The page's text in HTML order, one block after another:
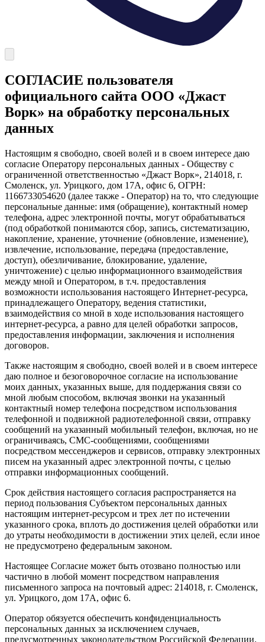
СОГЛАСИЕ пользователя
официального сайта ООО «Джаст
Ворк» на обработку персональных
данных
Настоящим я свободно, своей волей и в своем интересе даю
согласие Оператору персональных данных - Обществу с
ограниченной ответственностью «Джаст Ворк», 214018, г.
Смоленск, ул. Урицкого, дом 17А, офис 6, ОГРН:
1166733054620 (далее также - Оператор) на то, что следующие
персональные данные: имя (обращение), контактный номер
телефона, адрес электронной почты, могут обрабатываться
(под обработкой понимаются сбор, запись, систематизацию,
накопление, хранение, уточнение (обновление, изменение),
извлечение, использование, передача (предоставление,
доступ), обезличивание, блокирование, удаление,
уничтожение) с целью информационного взаимодействия
между мной и Оператором, в т.ч. предоставления
возможности использования настоящего Интернет-ресурса,
принадлежащего Оператору, ведения статистики,
взаимодействия со мной в ходе использования настоящего
интернет-ресурса, а равно для целей обработки запросов,
предоставления информации, заключения и исполнения
договоров.
Также настоящим я свободно, своей волей и в своем интересе
даю полное и безоговорочное согласие на использование
моих данных, указанных выше, для поддержания связи со
мной любым способом, включая звонки на указанный
контактный номер телефона посредством использования
телефонной и подвижной радиотелефонной связи, отправку
сообщений на указанный мобильный телефон, включая, но не
ограничиваясь, СМС-сообщениями, сообщениями
посредством мессенджеров и сервисов, отправку электронных
писем на указанный адрес электронной почты, с целью
отправки информационных сообщений.
Срок действия настоящего согласия распространяется на
период пользования Субъектом персональных данных
настоящим интернет-ресурсом и трех лет по истечении
указанного срока, вплоть до достижения целей обработки или
до утраты необходимости в достижении этих целей, если иное
не предусмотрено федеральным законом.
Настоящее Согласие может быть отозвано полностью или
частично в любой момент посредством направления
письменного запроса на почтовый адрес: 214018, г. Смоленск,
ул. Урицкого, дом 17А, офис 6.
Оператор обязуется обеспечить конфиденциальность
персональных данных за исключением случаев,
предусмотренных законодательством Российской Федерации.